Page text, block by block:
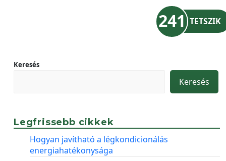
241 TETSZIK
Keresés
Keresés
Legfrissebb cikkek
Hogyan javítható a légkondicionálás
energiahatékonysága